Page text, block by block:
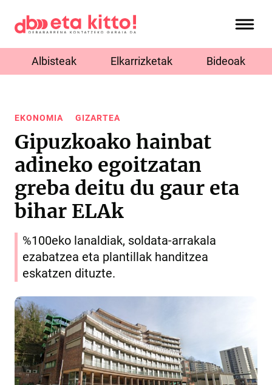
Albisteak Elkarrizketak Bideoak
EKONOMIA GIZARTEA
Gipuzkoako hainbat
adineko egoitzatan
greba deitu du gaur eta
bihar ELAk
%100eko lanaldiak, soldata-arrakala
ezabatzea eta plantillak handitzea
eskatzen dituzte.